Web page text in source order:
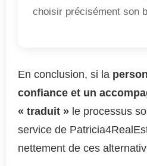
choisir précisément son
En conclusion, si la
confiance et un
« traduit » le processus
service de
nettement de ces